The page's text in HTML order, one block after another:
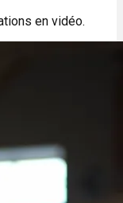
en vidéo.